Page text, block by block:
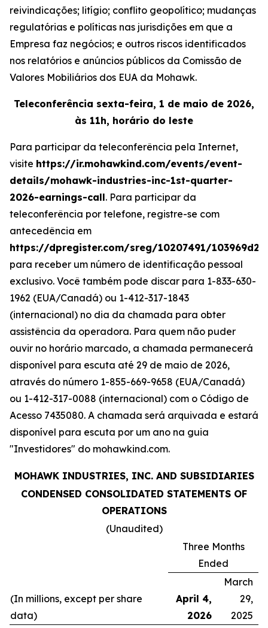
reivindicações; litígio; conflito geopolítico; mudanças
regulatórias e políticas nas jurisdições em que a
Empresa faz negócios; e outros riscos identificados
nos relatórios e anúncios públicos da Comissão de
Valores Mobiliários dos EUA da Mohawk.
Teleconferência sexta-feira, 1 de maio de 2026,
às 11h, horário do leste
Para participar da teleconferência pela Internet,
visite https://ir.mohawkind.com/events/event-
details/mohawk-industries-inc-1st-quarter-
2026-earnings-call. Para participar da
teleconferência por telefone, registre-se com
antecedência em
https://dpregister.com/sreg/10207491/
para receber um número de identificação pessoal
exclusivo. Você também pode discar para 1-833-630-
1962 (EUA/Canadá) ou 1-412-317-1843
(internacional) no dia da chamada para obter
assistência da operadora. Para quem não puder
ouvir no horário marcado, a chamada permanecerá
disponível para escuta até 29 de maio de 2026,
através do número 1-855-669-9658 (EUA/Canadá)
ou 1-412-317-0088 (internacional) com o Código de
Acesso 7435080. A chamada será arquivada e estará
disponível para escuta por um ano na guia
"Investidores" do mohawkind.com.
MOHAWK INDUSTRIES, INC. AND SUBSIDIARIES
CONDENSED CONSOLIDATED STATEMENTS OF
OPERATIONS
(Unaudited)
Three Months
Ended
(In millions, except per share
data)
April 4,
2026
March
29,
2025